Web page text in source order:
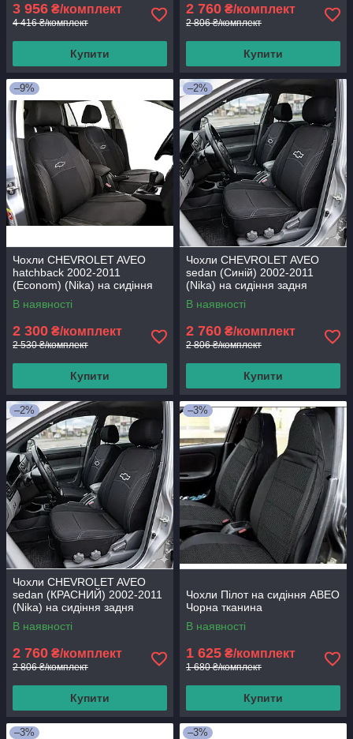
3 956 ₴/комплект
4 416 ₴/комплект
Купити
2 760 ₴/комплект
2 806 ₴/комплект
Купити
–9%
Чохли CHEVROLET AVEO
hatchback 2002-2011
(Econom) (Nika) на сидіння
В наявності
2 300 ₴/комплект
2 530 ₴/комплект
Купити
–2%
Чохли CHEVROLET AVEO
sedan (Синій) 2002-2011
(Nika) на сидіння задня
спинка 1/3 2/3; сидіння
цільне; 4
В наявності
2 760 ₴/комплект
2 806 ₴/комплект
Купити
–2%
Чохли CHEVROLET AVEO
sedan (КРАСНИЙ) 2002-2011
(Nika) на сидіння задня
спинка 1/3 2/3; сидіння
цільне; 4
В наявності
2 760 ₴/комплект
2 806 ₴/комплект
Купити
–3%
Чохли Пілот на сидіння АВЕО
Чорна тканина
В наявності
1 625 ₴/комплект
1 680 ₴/комплект
Купити
–3% –3%